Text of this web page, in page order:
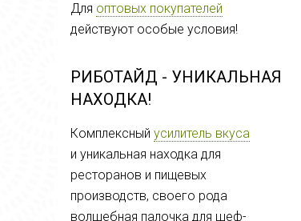
Для оптовых покупателей
действуют особые условия!
РИБОТАЙД - УНИКАЛЬНАЯ
НАХОДКА!
Комплексный усилитель вкуса
и уникальная находка для
ресторанов и пищевых
производств, своего рода
волшебная палочка для шеф-